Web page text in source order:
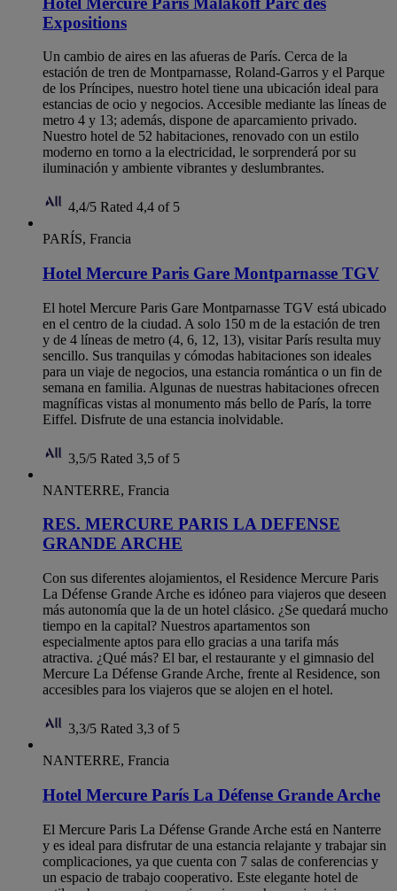
Expositions
Un cambio de aires en las afueras de París. Cerca de la
estación de tren de Montparnasse, Roland-Garros y el Parque
de los Príncipes, nuestro hotel tiene una ubicación ideal para
estancias de ocio y negocios. Accesible mediante las líneas de
metro 4 y 13; además, dispone de aparcamiento privado.
Nuestro hotel de 52 habitaciones, renovado con un estilo
moderno en torno a la electricidad, le sorprenderá por su
iluminación y ambiente vibrantes y deslumbrantes.
4,4/5 Rated 4,4 of 5
PARÍS, Francia
Hotel Mercure Paris Gare Montparnasse TGV
El hotel Mercure Paris Gare Montparnasse TGV está ubicado
en el centro de la ciudad. A solo 150 m de la estación de tren
y de 4 líneas de metro (4, 6, 12, 13), visitar París resulta muy
sencillo. Sus tranquilas y cómodas habitaciones son ideales
para un viaje de negocios, una estancia romántica o un fin de
semana en familia. Algunas de nuestras habitaciones ofrecen
magníficas vistas al monumento más bello de París, la torre
Eiffel. Disfrute de una estancia inolvidable.
3,5/5 Rated 3,5 of 5
NANTERRE, Francia
RES. MERCURE PARIS LA DEFENSE
GRANDE ARCHE
Con sus diferentes alojamientos, el Residence Mercure Paris
La Défense Grande Arche es idóneo para viajeros que deseen
más autonomía que la de un hotel clásico. ¿Se quedará mucho
tiempo en la capital? Nuestros apartamentos son
especialmente aptos para ello gracias a una tarifa más
atractiva. ¿Qué más? El bar, el restaurante y el gimnasio del
Mercure La Défense Grande Arche, frente al Residence, son
accesibles para los viajeros que se alojen en el hotel.
3,3/5 Rated 3,3 of 5
NANTERRE, Francia
Hotel Mercure París La Défense Grande Arche
El Mercure Paris La Défense Grande Arche está en Nanterre
y es ideal para disfrutar de una estancia relajante y trabajar sin
complicaciones, ya que cuenta con 7 salas de conferencias y
un espacio de trabajo cooperativo. Este elegante hotel de